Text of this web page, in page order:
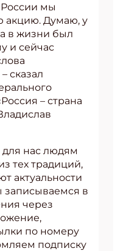
мы
акцию. Думаю, у
в жизни был
и сейчас
сказал
– страна
нас людям
тех традиций,
актуальности
в
через
по номеру
подписку